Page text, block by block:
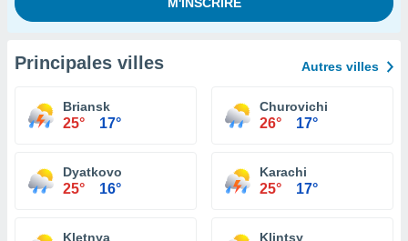
Principales villes Autres villes
Briansk
25° 17°
Churovichi
26° 17°
Dyatkovo
25° 16°
Karachi
25° 17°
Kletnya Klintsy